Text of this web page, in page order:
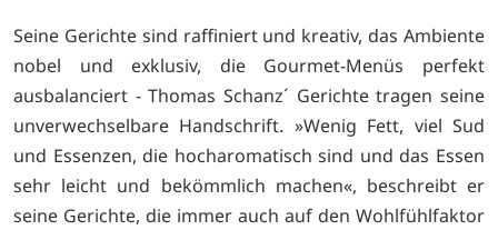
Seine Gerichte sind raffiniert und kreativ, das Ambiente
nobel und exklusiv, die Gourmet-Menüs perfekt
ausbalanciert - Thomas Schanz´ Gerichte tragen seine
unverwechselbare Handschrift. »Wenig Fett, viel Sud
und Essenzen, die hocharomatisch sind und das Essen
sehr leicht und bekömmlich machen«, beschreibt er
seine Gerichte, die immer auch auf den Wohlfühlfaktor